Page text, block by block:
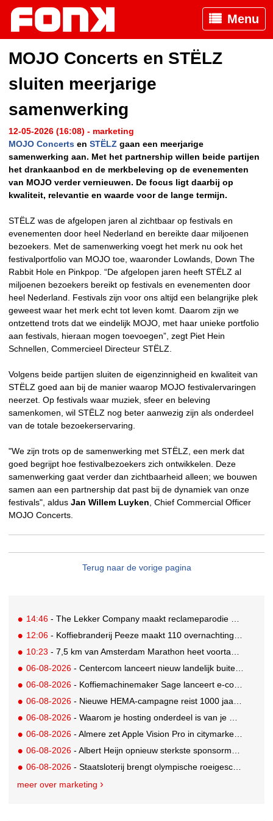
Menu
MOJO Concerts en STËLZ
sluiten meerjarige
samenwerking
12-05-2026 (16:08) - marketing
MOJO Concerts en STËLZ gaan een meerjarige
samenwerking aan. Met het partnership willen beide partijen
het drankaanbod en de merkbeleving op de evenementen
van MOJO verder vernieuwen. De focus ligt daarbij op
kwaliteit, relevantie en waarde voor de lange termijn.
STËLZ was de afgelopen jaren al zichtbaar op festivals en
evenementen door heel Nederland en bereikte daar miljoenen
bezoekers. Met de samenwerking voegt het merk nu ook het
festivalportfolio van MOJO toe, waaronder Lowlands, Down The
Rabbit Hole en Pinkpop. “De afgelopen jaren heeft STËLZ al
miljoenen bezoekers bereikt op festivals en evenementen door
heel Nederland. Festivals zijn voor ons altijd een belangrijke plek
geweest waar het merk echt tot leven komt. Daarom zijn we
ontzettend trots dat we eindelijk MOJO, met haar unieke portfolio
aan festivals, hieraan mogen toevoegen”, zegt Piet Hein
Schnellen, Commercieel Directeur STËLZ.
Volgens beide partijen sluiten de eigenzinnigheid en kwaliteit van
STËLZ goed aan bij de manier waarop MOJO festivalervaringen
neerzet. Op festivals waar muziek, sfeer en beleving
samenkomen, wil STËLZ nog beter aanwezig zijn als onderdeel
van de totale bezoekerservaring.
"We zijn trots op de samenwerking met STËLZ, een merk dat
goed begrijpt hoe festivalbezoekers zich ontwikkelen. Deze
samenwerking gaat verder dan zichtbaarheid alleen; we bouwen
samen aan een partnership dat past bij de dynamiek van onze
festivals", aldus Jan Willem Luyken , Chief Commercial Officer
MOJO Concerts.
Terug naar de vorige pagina
14:46 - The Lekker Company maakt reclameparodie op sekslijn-klassieker
12:06 - Koffiebranderij Peeze maakt 110 overnachtingen in het Ronald McDonald Huis mogelijk
10:23 - 7,5 km van Amsterdam Marathon heet voortaan de 'Samsung Galaxy 7,5 km'
06-08-2026 - Centercom lanceert nieuw landelijk buitereclamenetwerk: City Cubes
06-08-2026 - Koffiemachinemaker Sage lanceert e-commerceplatform voor koffieliefhebbers
06-08-2026 - Nieuwe HEMA-campagne reist 1000 jaar terug in de tijd naar 'Hemastein'
06-08-2026 - Waarom je hosting onderdeel is van je merkstrategie
06-08-2026 - Almere zet Apple Vision Pro in citymarketing
06-08-2026 - Albert Heijn opnieuw sterkste sponsormerk, PostNL daalt
06-08-2026 - Staatsloterij brengt olympische roeigeschiedenis tot leven voor WK Roeien
meer over marketing